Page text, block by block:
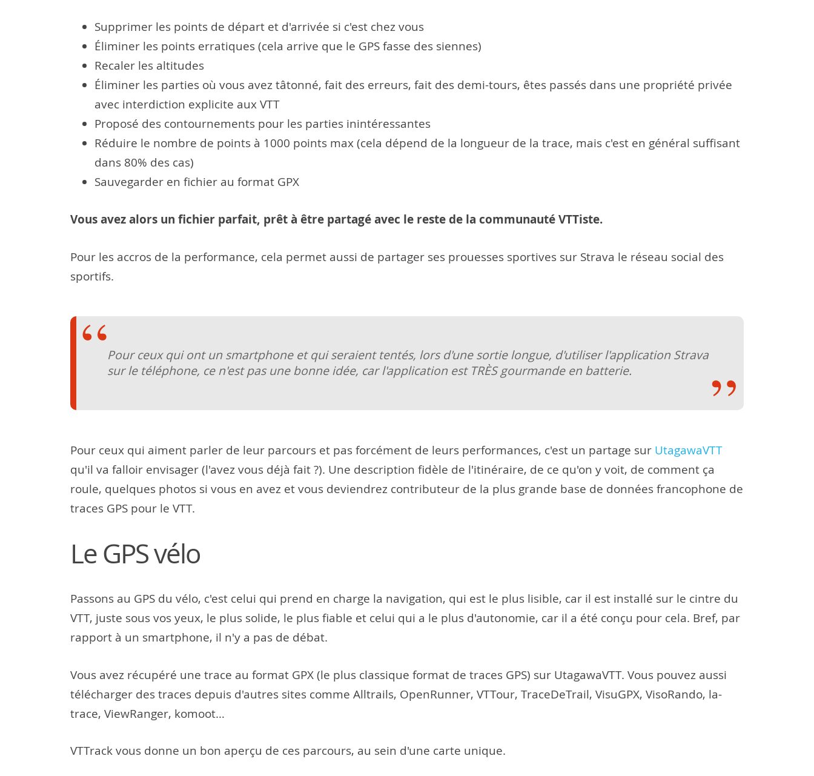
Supprimer les points de départ et d'arrivée si c'est chez vous
Éliminer les points erratiques (cela arrive que le GPS fasse des siennes)
Recaler les altitudes
Éliminer les parties où vous avez tâtonné, fait des erreurs, fait des demi-tours, êtes passés dans une propriété privée
avec interdiction explicite aux VTT
Proposé des contournements pour les parties inintéressantes
Réduire le nombre de points à 1000 points max (cela dépend de la longueur de la trace, mais c'est en général suffisant
dans 80% des cas)
Sauvegarder en fichier au format GPX
Vous avez alors un fichier parfait, prêt à être partagé avec le reste de la communauté VTTiste.
Pour les accros de la performance, cela permet aussi de partager ses prouesses sportives sur Strava le réseau social des
sportifs.
Pour ceux qui ont un smartphone et qui seraient tentés, lors d'une sortie longue, d'utiliser l'application Strava
sur le téléphone, ce n'est pas une bonne idée, car l'application est TRÈS gourmande en batterie.
Pour ceux qui aiment parler de leur parcours et pas forcément de leurs performances, c'est un partage sur UtagawaVTT
qu'il va falloir envisager (l'avez vous déjà fait ?). Une description fidèle de l'itinéraire, de ce qu'on y voit, de comment ça
roule, quelques photos si vous en avez et vous deviendrez contributeur de la plus grande base de données francophone de
traces GPS pour le VTT.
Le GPS vélo
Passons au GPS du vélo, c'est celui qui prend en charge la navigation, qui est le plus lisible, car il est installé sur le cintre du
VTT, juste sous vos yeux, le plus solide, le plus fiable et celui qui a le plus d'autonomie, car il a été conçu pour cela. Bref, par
rapport à un smartphone, il n'y a pas de débat.
Vous avez récupéré une trace au format GPX (le plus classique format de traces GPS) sur UtagawaVTT. Vous pouvez aussi
télécharger des traces depuis d'autres sites comme Alltrails, OpenRunner, VTTour, TraceDeTrail, VisuGPX, VisoRando, la-
trace, ViewRanger, komoot…
VTTrack vous donne un bon aperçu de ces parcours, au sein d'une carte unique.